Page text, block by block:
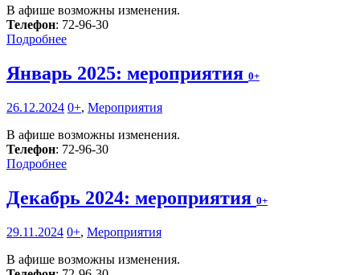
В афише возможны изменения.
Телефон: 72-96-30
Подробнее
Январь 2025: мероприятия 0+
26.12.2024 0+, Мероприятия
В афише возможны изменения.
Телефон: 72-96-30
Подробнее
Декабрь 2024: мероприятия 0+
29.11.2024 0+, Мероприятия
В афише возможны изменения.